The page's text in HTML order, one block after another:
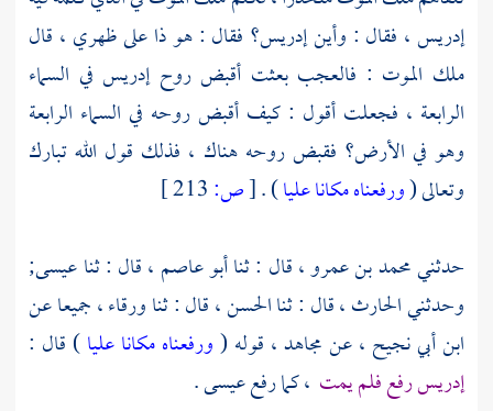
إدريس ، فقال : وأينإدريس؟ فقال : هو ذا على ظهري ، قال
ملك الموت : فالعجب بعثت أقبض روح إدريس في السماء
الرابعة ، فجعلت أقول : كيف أقبض روحه في السماء الرابعة
وهو في الأرض؟ فقبض روحه هناك ، فذلك قول الله تبارك
وتعالى (ورفعناه مكانا عليا) .
[ص:
حدثنيمحمد بن عمرو ،قال : ثناأبو عاصم ،قال : ثناعيسى;
وحدثنيالحارث ،قال : ثناالحسن ،قال : ثناورقاء ،جميعا عن
ابن أبي نجيح ،عنمجاهد ، قوله (ورفعناه مكانا عليا) قال :
إدريس رفع فلم يمت ، كما رفع عيسى .